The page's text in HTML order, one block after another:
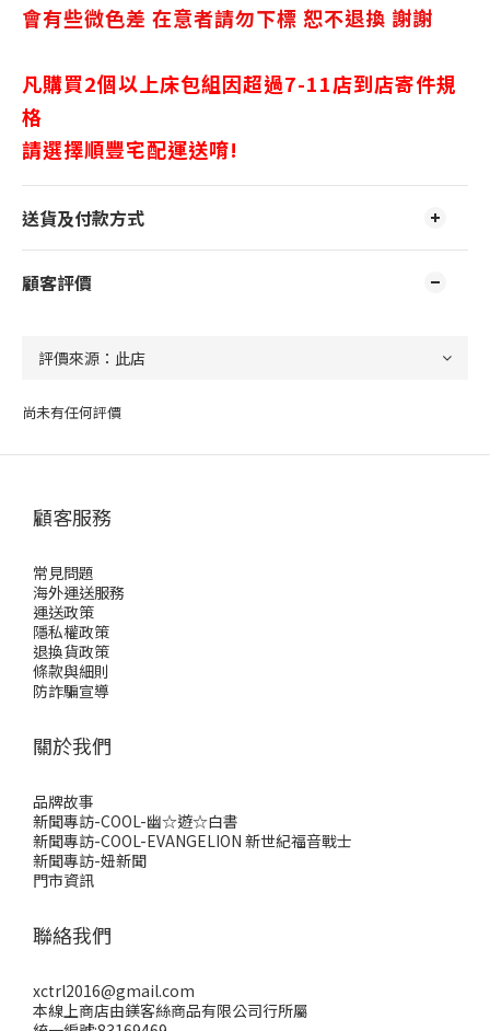
會有些微色差 在意者請勿下標 恕不退換 謝謝
凡購買2個以上床包組因超過7-11店到店寄件規
格
請選擇順豐宅配運送唷!
送貨及付款方式
顧客評價
尚未有任何評價
顧客服務
常見問題
海外運送服務
運送政策
隱私權政策
退換貨政策
條款與細則
防詐騙宣導
關於我們
品牌故事
新聞專訪-COOL-幽☆遊☆白書
新聞專訪-COOL-EVANGELION 新世紀福音戰士
新聞專訪-妞新聞
門市資訊
聯絡我們
xctrl2016@gmail.com
本線上商店由鎂客絲商品有限公司行所屬